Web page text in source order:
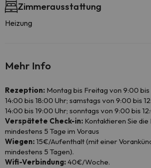
Zimmerausstattung
Heizung
Mehr Info
Rezeption: Montag bis Freitag von 9:00 bis
14:00 bis 18:00 Uhr; samstags von 9:00 bis
14:00 bis 19:00 Uhr; sonntags von 9:00 bis
Verspätete Check-in: Kontaktieren Sie
mindestens 5 Tage im Voraus
Wiegen:15€/Aufenthalt (mit einer
mindestens 5 Tagen).
Wifi-Verbindung:40€/Woche.